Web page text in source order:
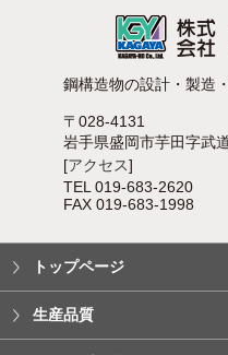
鋼構造物の設計・製造
〒028-4131
岩手県盛岡市芋田字武
[アクセス]
TEL 019-683-2620
FAX 019-683-1998
トップページ
生産品質